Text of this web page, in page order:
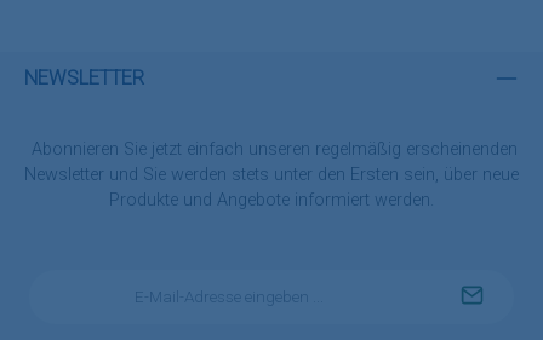
NEWSLETTER
Abonnieren Sie jetzt einfach unseren regelmäßig erscheinenden
Newsletter und Sie werden stets unter den Ersten sein, über neue
Produkte und Angebote informiert werden.